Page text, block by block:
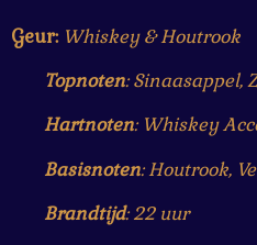
Geur: Whiskey & Houtrook
Topnoten: Sinaasappel,
Hartnoten: Whiskey
Basisnoten: Houtrook,
Brandtijd: 22 uur